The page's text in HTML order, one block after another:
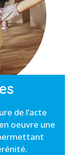
de l’acte
oeuvre une